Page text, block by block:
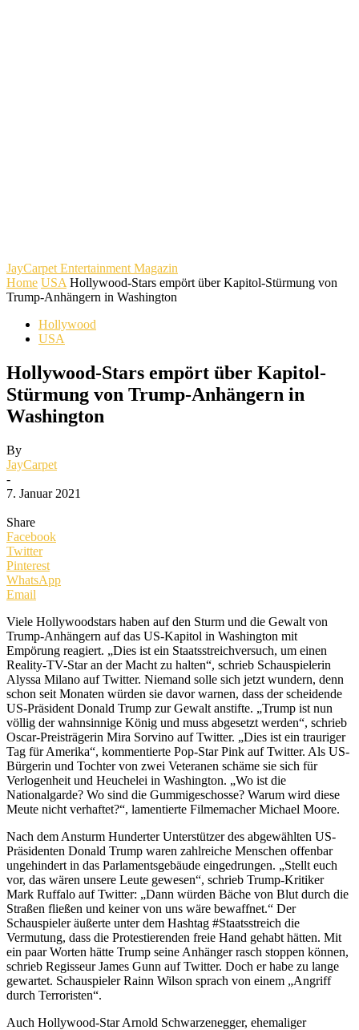
JayCarpet Entertainment Magazin
Home USA Hollywood-Stars empört über Kapitol-Stürmung von
Trump-Anhängern in Washington
Hollywood
USA
Hollywood-Stars empört über Kapitol-
Stürmung von Trump-Anhängern in
Washington
By
JayCarpet
-
7. Januar 2021
Share
Facebook
Twitter
Pinterest
WhatsApp
Email
Viele Hollywoodstars haben auf den Sturm und die Gewalt von
Trump-Anhängern auf das US-Kapitol in Washington mit
Empörung reagiert. „Dies ist ein Staatsstreichversuch, um einen
Reality-TV-Star an der Macht zu halten“, schrieb Schauspielerin
Alyssa Milano auf Twitter. Niemand solle sich jetzt wundern, denn
schon seit Monaten würden sie davor warnen, dass der scheidende
US-Präsident Donald Trump zur Gewalt anstifte. „Trump ist nun
völlig der wahnsinnige König und muss abgesetzt werden“, schrieb
Oscar-Preisträgerin Mira Sorvino auf Twitter. „Dies ist ein trauriger
Tag für Amerika“, kommentierte Pop-Star Pink auf Twitter. Als US-
Bürgerin und Tochter von zwei Veteranen schäme sie sich für
Verlogenheit und Heuchelei in Washington. „Wo ist die
Nationalgarde? Wo sind die Gummigeschosse? Warum wird diese
Meute nicht verhaftet?“, lamentierte Filmemacher Michael Moore.
Nach dem Ansturm Hunderter Unterstützer des abgewählten US-
Präsidenten Donald Trump waren zahlreiche Menschen offenbar
ungehindert in das Parlamentsgebäude eingedrungen. „Stellt euch
vor, das wären unsere Leute gewesen“, schrieb Trump-Kritiker
Mark Ruffalo auf Twitter: „Dann würden Bäche von Blut durch die
Straßen fließen und keiner von uns wäre bewaffnet.“ Der
Schauspieler äußerte unter dem Hashtag #Staatsstreich die
Vermutung, dass die Protestierenden freie Hand gehabt hätten. Mit
ein paar Worten hätte Trump seine Anhänger rasch stoppen können,
schrieb Regisseur James Gunn auf Twitter. Doch er habe zu lange
gewartet. Schauspieler Rainn Wilson sprach von einem „Angriff
durch Terroristen“.
Auch Hollywood-Star Arnold Schwarzenegger, ehemaliger